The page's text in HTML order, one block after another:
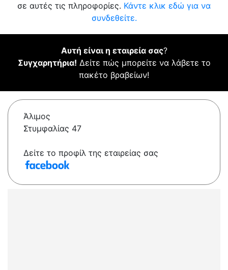
σε αυτές τις πληροφορίες. Κάντε κλικ εδώ για να
συνδεθείτε.
Αυτή είναι η εταιρεία σας?
Συγχαρητήρια! Δείτε πώς μπορείτε να λάβετε το
πακέτο βραβείων!
Άλιμος
Στυμφαλίας 47
Δείτε το προφίλ της εταιρείας σας